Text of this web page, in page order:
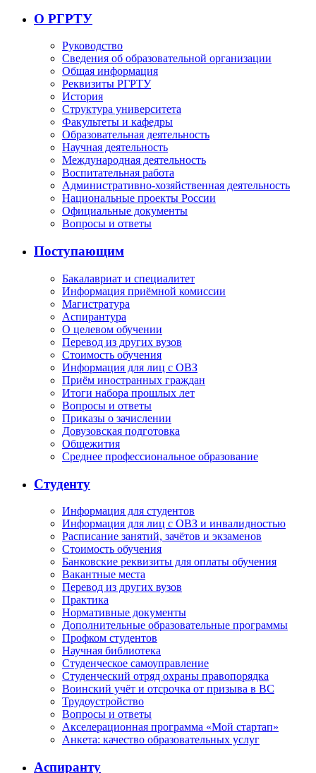
О РГРТУ
Руководство
Сведения об образовательной организации
Общая информация
Реквизиты РГРТУ
История
Структура университета
Факультеты и кафедры
Образовательная деятельность
Научная деятельность
Международная деятельность
Воспитательная работа
Административно-хозяйственная деятельность
Национальные проекты России
Официальные документы
Вопросы и ответы
Поступающим
Бакалавриат и специалитет
Информация приёмной комиссии
Магистратура
Аспирантура
О целевом обучении
Перевод из других вузов
Стоимость обучения
Информация для лиц с ОВЗ
Приём иностранных граждан
Итоги набора прошлых лет
Вопросы и ответы
Приказы о зачислении
Довузовская подготовка
Общежития
Среднее профессиональное образование
Студенту
Информация для студентов
Информация для лиц с ОВЗ и инвалидностью
Расписание занятий, зачётов и экзаменов
Стоимость обучения
Банковские реквизиты для оплаты обучения
Вакантные места
Перевод из других вузов
Практика
Нормативные документы
Дополнительные образовательные программы
Профком студентов
Научная библиотека
Студенческое самоуправление
Студенческий отряд охраны правопорядка
Воинский учёт и отсрочка от призыва в ВС
Трудоустройство
Вопросы и ответы
Акселерационная программа «Мой стартап»
Анкета: качество образовательных услуг
Аспиранту